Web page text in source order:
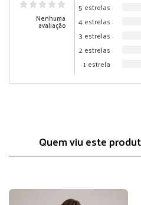
Nenhuma
avaliação
5 estrelas
4 estrelas
3 estrelas
2 estrelas
1 estrela
Quem viu este